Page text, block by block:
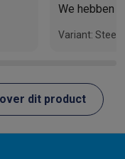
We hebben
Variant:
dit product